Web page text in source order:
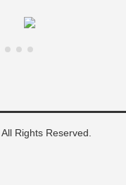
Rights Reserved.